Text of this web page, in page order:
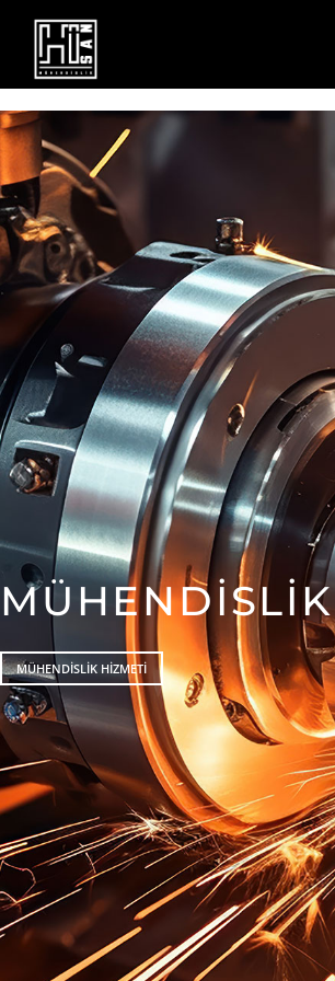
MÜHENDISLIK
MÜHENDISLIK HIZMETI